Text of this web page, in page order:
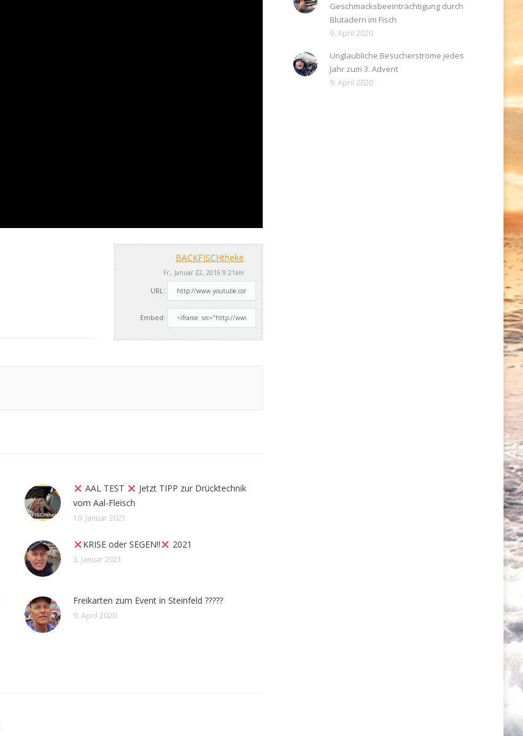
BACKFISCHtheke
Fr., Januar 22, 2016 9:21am
URL:
Embed:
AAL TEST
Jetzt TIPP zur Drücktechnik
vom Aal-Fleisch
10. Januar 2021
KRISE oder SEGEN!! 2021
3. Januar 2021
Freikarten zum Event in Steinfeld ?????
9. April 2020
Geschmacksbeeinträchtigung durch
Blutadern im Fisch
9. April 2020
Unglaubliche Besucherströme jedes
Jahr zum 3. Advent
9. April 2020